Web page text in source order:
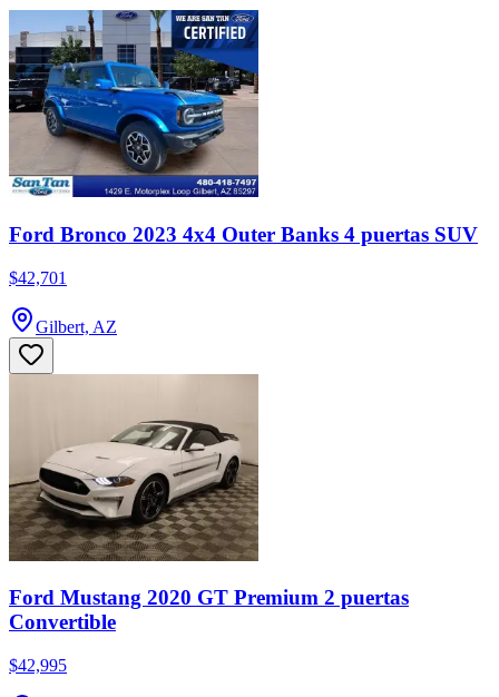
Ford Bronco 2023 4x4 Outer Banks 4 puertas SUV
$42,701
Gilbert, AZ
Ford Mustang 2020 GT Premium 2 puertas
Convertible
$42,995